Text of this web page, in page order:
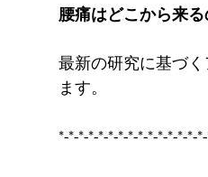
腰痛はどこから来
最新の研究に基づ
ます。
*-*-*-*-*-*-*-*-*-*-*-*-*-*-